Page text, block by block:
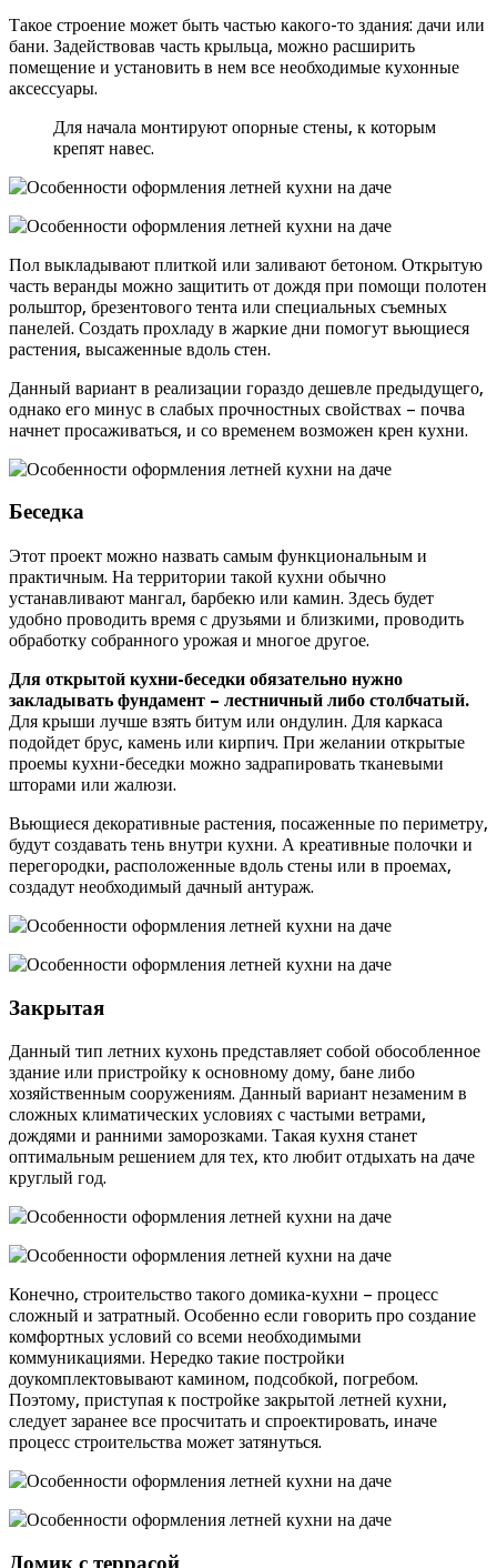
Такое строение может быть частью какого-то здания: дачи или
бани. Задействовав часть крыльца, можно расширить
помещение и установить в нем все необходимые кухонные
аксессуары.
Для начала монтируют опорные стены, к которым
крепят навес.
Пол выкладывают плиткой или заливают бетоном. Открытую
часть веранды можно защитить от дождя при помощи полотен
рольштор, брезентового тента или специальных съемных
панелей. Создать прохладу в жаркие дни помогут вьющиеся
растения, высаженные вдоль стен.
Данный вариант в реализации гораздо дешевле предыдущего,
однако его минус в слабых прочностных свойствах – почва
начнет просаживаться, и со временем возможен крен кухни.
Беседка
Этот проект можно назвать самым функциональным и
практичным. На территории такой кухни обычно
устанавливают мангал, барбекю или камин. Здесь будет
удобно проводить время с друзьями и близкими, проводить
обработку собранного урожая и многое другое.
Для открытой кухни-беседки обязательно нужно
закладывать фундамент – лестничный либо столбчатый.
Для крыши лучше взять битум или ондулин. Для каркаса
подойдет брус, камень или кирпич. При желании открытые
проемы кухни-беседки можно задрапировать тканевыми
шторами или жалюзи.
Вьющиеся декоративные растения, посаженные по периметру,
будут создавать тень внутри кухни. А креативные полочки и
перегородки, расположенные вдоль стены или в проемах,
создадут необходимый дачный антураж.
Закрытая
Данный тип летних кухонь представляет собой обособленное
здание или пристройку к основному дому, бане либо
хозяйственным сооружениям. Данный вариант незаменим в
сложных климатических условиях с частыми ветрами,
дождями и ранними заморозками. Такая кухня станет
оптимальным решением для тех, кто любит отдыхать на даче
круглый год.
Конечно, строительство такого домика-кухни – процесс
сложный и затратный. Особенно если говорить про создание
комфортных условий со всеми необходимыми
коммуникациями. Нередко такие постройки
доукомплектовывают камином, подсобкой, погребом.
Поэтому, приступая к постройке закрытой летней кухни,
следует заранее все просчитать и спроектировать, иначе
процесс строительства может затянуться.
Домик с террасой